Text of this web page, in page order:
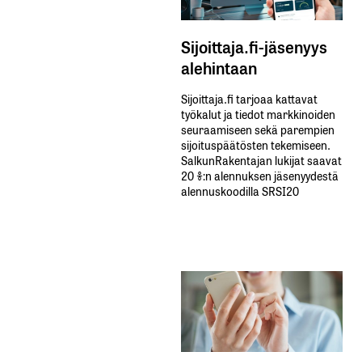
Sijoittaja.fi-jäsenyys
alehintaan
Sijoittaja.fi tarjoaa kattavat
työkalut ja tiedot markkinoiden
seuraamiseen sekä parempien
sijoituspäätösten tekemiseen.
SalkunRakentajan lukijat saavat
20 %:n alennuksen jäsenyydestä
alennuskoodilla SRSI20